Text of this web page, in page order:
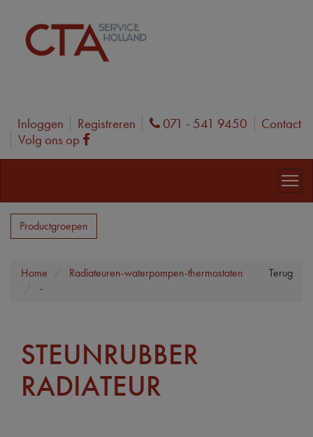
Inloggen Registreren Phone
071 - 541 9450
Contact
Volg ons op
Facebook
Productgroepen
Terug
Home
Radiateuren-waterpompen-thermostaten
-
STEUNRUBBER
RADIATEUR